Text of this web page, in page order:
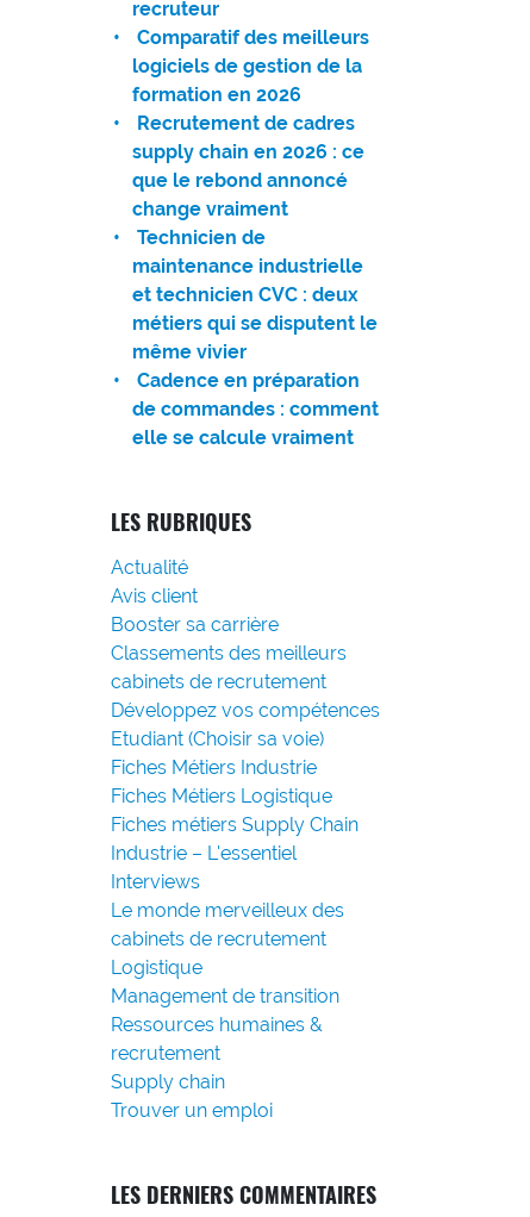
recruteur
Comparatif des meilleurs
logiciels de gestion de la
formation en 2026
Recrutement de cadres
supply chain en 2026 : ce
que le rebond annoncé
change vraiment
Technicien de
maintenance industrielle
et technicien CVC : deux
métiers qui se disputent le
même vivier
Cadence en préparation
de commandes : comment
elle se calcule vraiment
LES RUBRIQUES
Actualité
Avis client
Booster sa carrière
Classements des meilleurs
cabinets de recrutement
Développez vos compétences
Etudiant (Choisir sa voie)
Fiches Métiers Industrie
Fiches Métiers Logistique
Fiches métiers Supply Chain
Industrie – L'essentiel
Interviews
Le monde merveilleux des
cabinets de recrutement
Logistique
Management de transition
Ressources humaines &
recrutement
Supply chain
Trouver un emploi
LES DERNIERS COMMENTAIRES